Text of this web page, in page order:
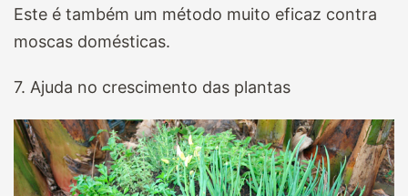
Este é também um método muito eficaz contra
moscas domésticas.
7. Ajuda no crescimento das plantas